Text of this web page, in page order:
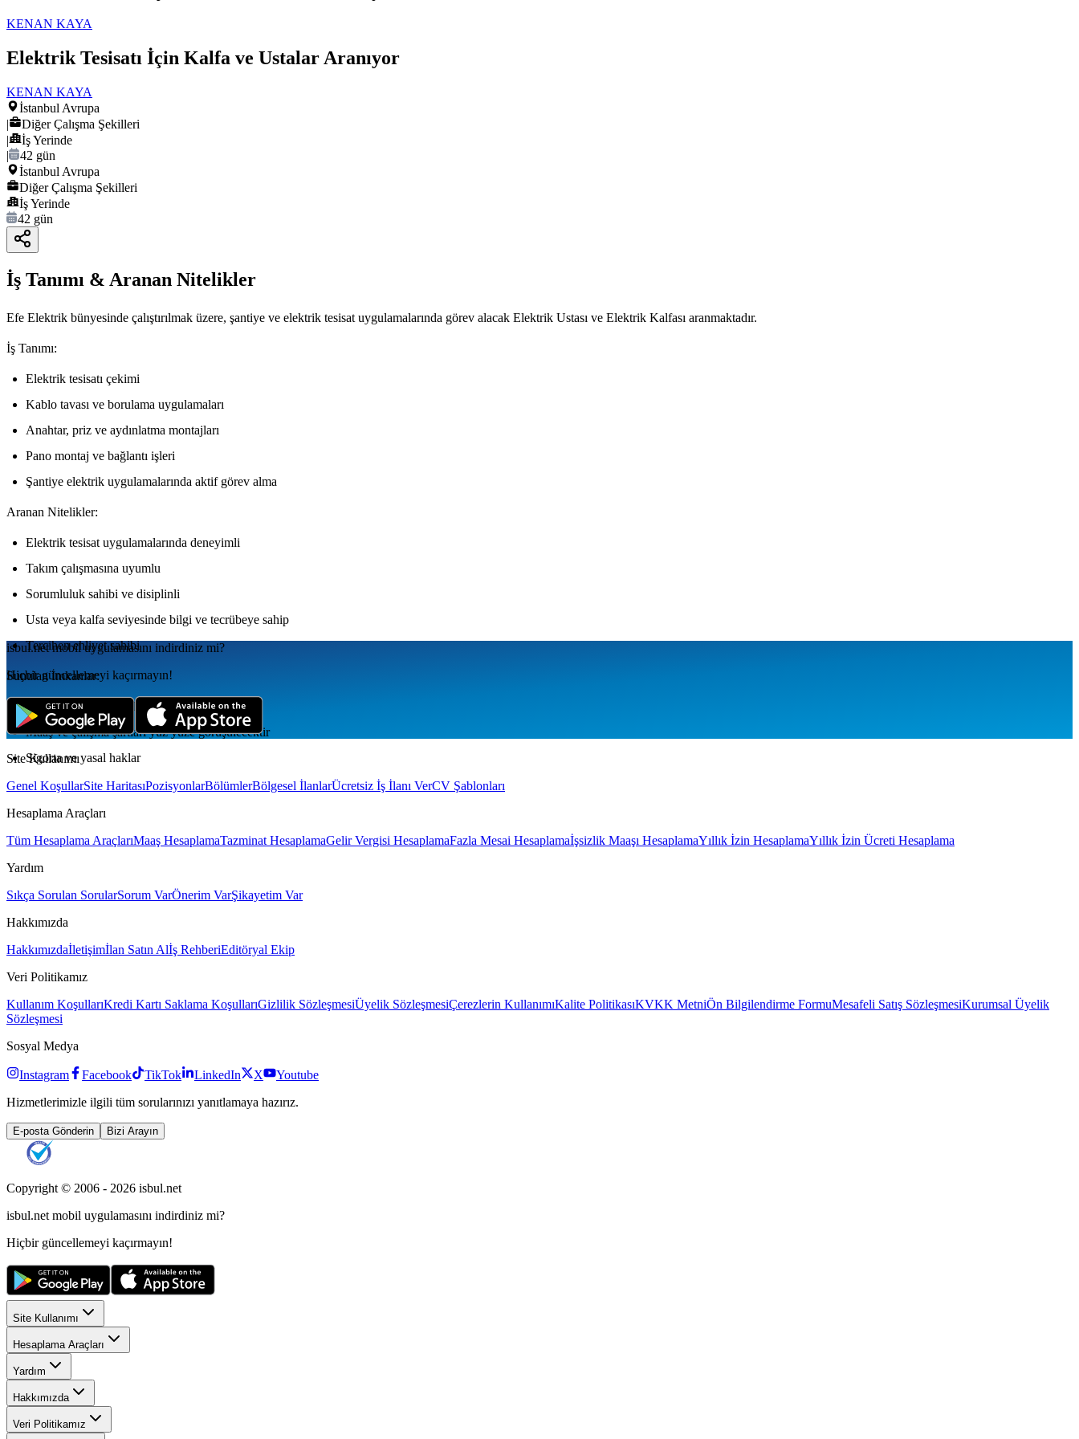
KENAN KAYA
Elektrik Tesisatı İçin Kalfa ve Ustalar Aranıyor
KENAN KAYA
İstanbul Avrupa
|
Diğer Çalışma Şekilleri
|
İş Yerinde
|
42 gün
İstanbul Avrupa
Diğer Çalışma Şekilleri
İş Yerinde
42 gün
İş Tanımı & Aranan Nitelikler
Efe Elektrik bünyesinde çalıştırılmak üzere, şantiye ve elektrik tesisat uygulamalarında görev alacak Elektrik Ustası ve Elektrik Kalfası aranmaktadır.
İş Tanımı:
Elektrik tesisatı çekimi
Kablo tavası ve borulama uygulamaları
Anahtar, priz ve aydınlatma montajları
Pano montaj ve bağlantı işleri
Şantiye elektrik uygulamalarında aktif görev alma
Aranan Nitelikler:
Elektrik tesisat uygulamalarında deneyimli
Takım çalışmasına uyumlu
Sorumluluk sahibi ve disiplinli
Usta veya kalfa seviyesinde bilgi ve tecrübeye sahip
Tercihen ehliyet sahibi
Sunulan İmkanlar:
Düzenli ve uzun süreli çalışma imkanı
Maaş ve çalışma şartları yüz yüze görüşülecektir
Sigorta ve yasal haklar
isbul.netmobil uygulamаsını indirdiniz mi?
Hiçbir güncellemeyi kaçırmayın!
Site Kullanımı
Genel KoşullarSite HaritasıPozisyonlarBölümlerBölgesel İlanlarÜcretsiz İş İlanı VerCV Şablonları
Hesaplama Araçları
Tüm Hesaplama AraçlarıMaaş HesaplamaTazminat HesaplamaGelir Vergisi HesaplamaFazla Mesai Hesaplamaİşsizlik Maaşı HesaplamaYıllık İzin HesaplamaYıllık İzin Ücreti Hesaplama
Yardım
Sıkça Sorulan SorularSorum VarÖnerim VarŞikayetim Var
Hakkımızda
Hakkımızdaİletişimİlan Satın Alİş RehberiEditöryal Ekip
Veri Politikamız
Kullanım KoşullarıKredi Kartı Saklama KoşullarıGizlilik SözleşmesiÜyelik SözleşmesiÇerezlerin KullanımıKalite PolitikasıKVKK MetniÖn Bilgilendirme FormuMesafeli Satış SözleşmesiKurumsal Üyelik
Sözleşmesi
Sosyal Medya
Instagram Facebook TikTok LinkedIn X
Youtube
Hizmetlerimizle ilgili tüm sorularınızı yanıtlamaya hazırız.
E-posta Gönderin Bizi Arayın
Copyright © 2006 - 2026 isbul.net
isbul.net mobil uygulamasını indirdiniz mi?
Hiçbir güncellemeyi kaçırmayın!
Site Kullanımı
Hesaplama Araçları
Yardım
Hakkımızda
Veri Politikamız